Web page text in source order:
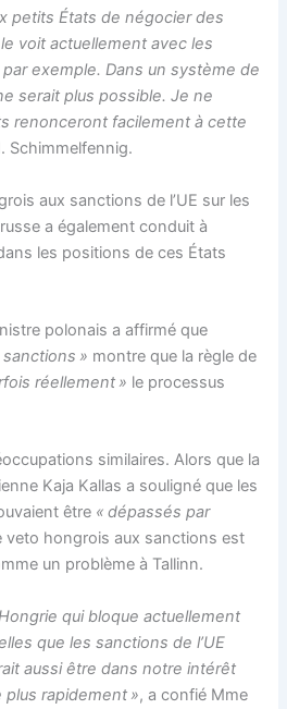
petits États de négocier des
voit actuellement avec les
exemple. Dans un système de
serait plus possible. Je ne
renonceront facilement à cette
Schimmelfennig.
aux sanctions de l’UE sur les
a également conduit à
les positions de ces États
polonais a affirmé que
» montre que la règle de
réellement » le processus
similaires. Alors que la
Kaja Kallas a souligné que les
être « dépassés par
veto hongrois aux sanctions est
un problème à Tallinn.
qui bloque actuellement
que les sanctions de l’UE
aussi être dans notre intérêt
plus rapidement », a confié Mme